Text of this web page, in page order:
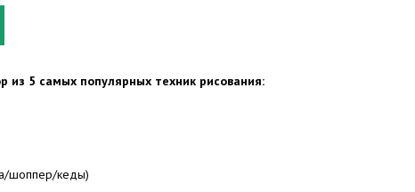
из 5 самых популярных техник рисования:
шоппер/кеды)